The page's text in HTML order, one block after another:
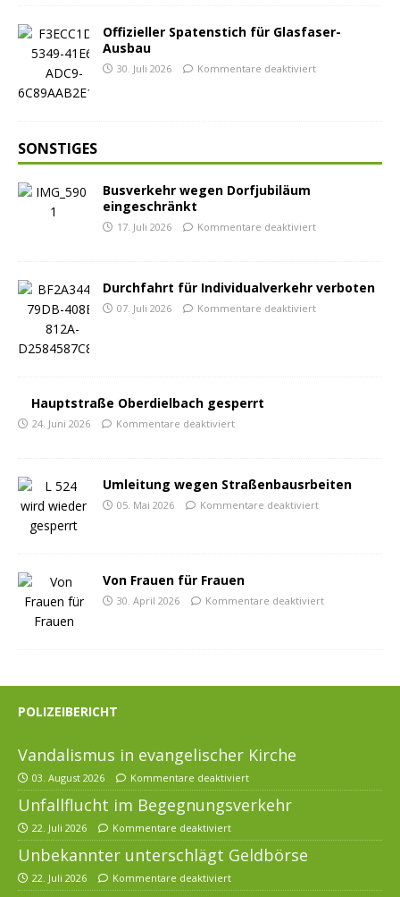
Offizieller Spatenstich für Glasfaser-
Ausbau
30. Juli 2026 Kommentare deaktiviert
SONSTIGES
Busverkehr wegen Dorfjubiläum
eingeschränkt
17. Juli 2026 Kommentare deaktiviert
Durchfahrt für Individualverkehr verboten
07. Juli 2026 Kommentare deaktiviert
Hauptstraße Oberdielbach gesperrt
24. Juni 2026 Kommentare deaktiviert
Umleitung wegen Straßenbausrbeiten
05. Mai 2026 Kommentare deaktiviert
Von Frauen für Frauen
30. April 2026 Kommentare deaktiviert
POLIZEIBERICHT
Vandalismus in evangelischer Kirche
03. August 2026 Kommentare deaktiviert
Unfallflucht im Begegnungsverkehr
22. Juli 2026 Kommentare deaktiviert
Unbekannter unterschlägt Geldbörse
22. Juli 2026 Kommentare deaktiviert